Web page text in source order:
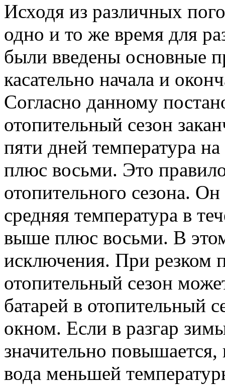
Исходя из различных
одно и то же время для
были введены основные
касательно начала и
Согласно данному
отопительный сезон
пяти дней температура
плюс восьми. Это правило
отопительного сезона. Он
средняя температура в
выше плюс восьми. В
исключения. При резком
отопительный сезон
батарей в отопительный
окном. Если в разгар
значительно повышается,
вода меньшей